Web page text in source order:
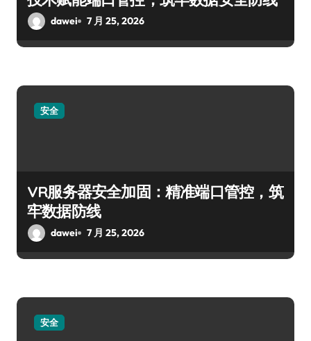
dawei 7 月 25, 2026
安全
VR服务器安全加固：精准端口管控，筑
牢数据防线
dawei 7 月 25, 2026
安全